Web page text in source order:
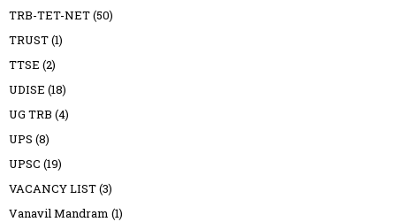
TRB-TET-NET(50)
TRUST(1)
TTSE (2)
UDISE (18)
UG TRB (4)
UPS (8)
UPSC (19)
VACANCY LIST(3)
Vanavil Mandram (1)